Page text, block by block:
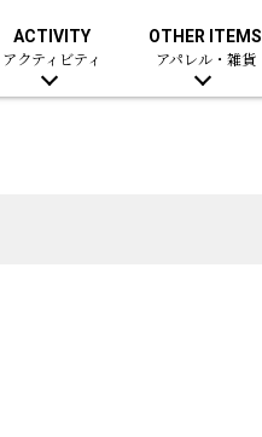
ACTIVITY
アクティビティ
OTHER ITEMS
アパレル・雑貨